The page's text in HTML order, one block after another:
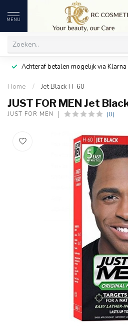
MENU
Achteraf betalen mogelijk via Klarna
Home / Jet Black H-60
JUST FOR MEN Jet
JUST FOR MEN (0)